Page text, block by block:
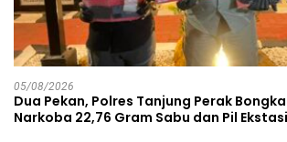
05/08/2026
Dua Pekan, Polres Tanjung Perak
Narkoba 22,76 Gram Sabu dan Pil Ekstasi